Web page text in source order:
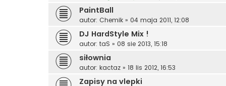
PaintBall
autor: Chemik » 04 maja 2011, 12:08
DJ HardStyle Mix !
autor: taS » 08 sie 2013, 15:18
siłownia
autor: kactaz » 18 lis 2012, 16:53
Zapisy na vlepki